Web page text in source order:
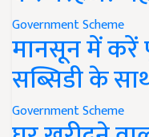
Government Scheme
मानसून में करें
सब्सिडी के
Government Scheme